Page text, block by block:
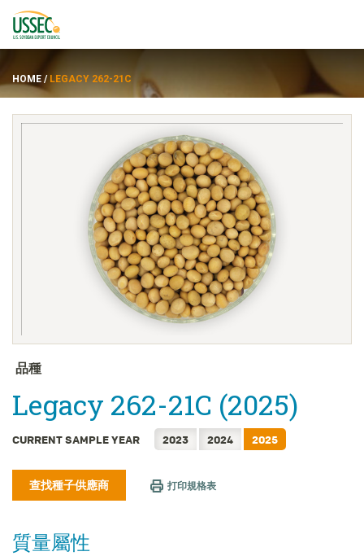
ENGLISH
FRANÇAIS
日本語
한국어
简体中文
TIẾNG VIỆT
HOME / LEGACY 262-21C
品種
Legacy 262-21C (2025)
CURRENT SAMPLE YEAR 2023 2024 2025
查找種子供應商 打印規格表
質量屬性